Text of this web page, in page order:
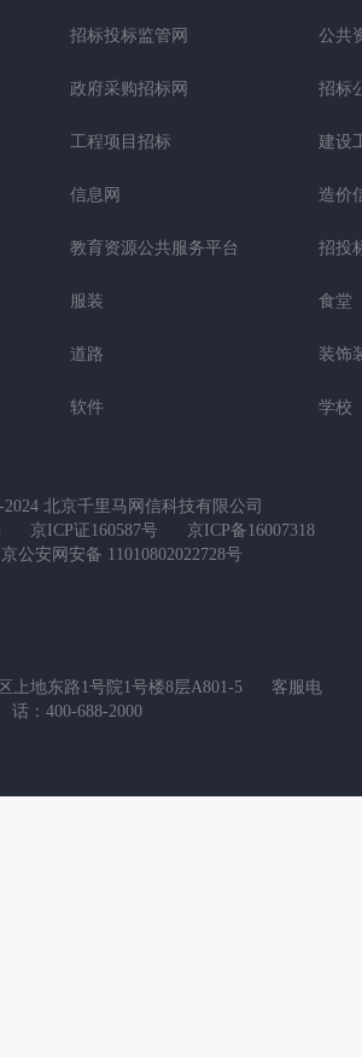
招标投标监管网 公共
政府采购招标网 招标
工程项目招标 建设
信息网 造价
教育资源公共服务平台 招投
服装 食堂
道路 装饰
软件 学校
北京千里马网信科技有限公司
京ICP证160587号
京ICP备16007318
京公安网安备 11010802022728号
上地东路1号院1号楼8层A801-5
客服电
话：400-688-2000